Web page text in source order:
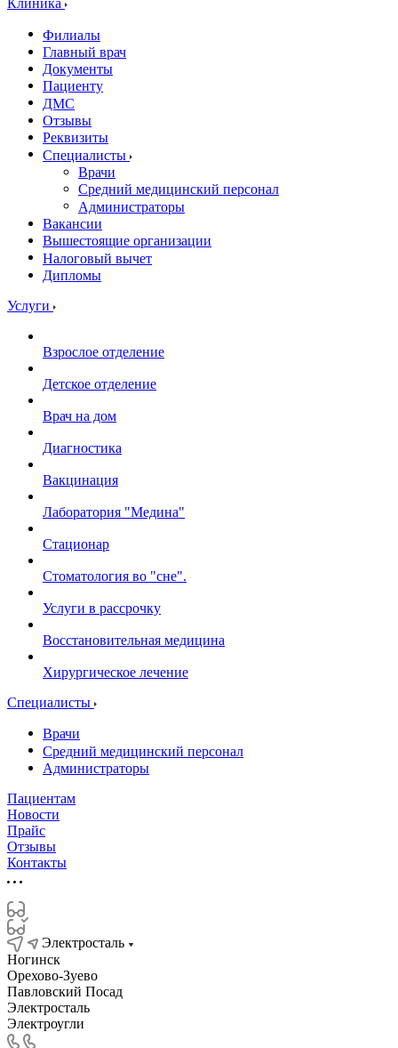
Клиника
Филиалы
Главный врач
Документы
Пациенту
ДМС
Отзывы
Реквизиты
Специалисты
Врачи
Средний медицинский персонал
Администраторы
Вакансии
Вышестоящие организации
Налоговый вычет
Дипломы
Услуги
Взрослое отделение
Детское отделение
Врач на дом
Диагностика
Вакцинация
Лаборатория "Медина"
Стационар
Стоматология во "сне".
Услуги в рассрочку
Восстановительная медицина
Хирургическое лечение
Специалисты
Врачи
Средний медицинский персонал
Администраторы
Пациентам
Новости
Прайс
Отзывы
Контакты
Электросталь
Ногинск
Орехово-Зуево
Павловский Посад
Электросталь
Электроугли